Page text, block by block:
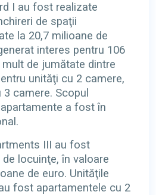
I au fost realizate
de spaţii
la 20,7 milioane de
interes pentru 106
de jumătate dintre
unităţi cu 2 camere,
camere. Scopul
a fost în
III au fost
locuinţe, în valoare
de euro. Unităţile
fost apartamentele cu 2